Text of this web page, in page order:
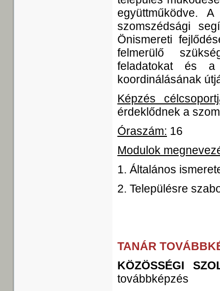
együttműködve.
szomszédsági
Önismereti
felmerülő
feladatokat és a
koordinálásának
Képzés
érdeklődnek a
Óraszám: 16
Modulok
1. Általános
2. Településre
TANÁR
KÖZÖSSÉGI
továbbképzés